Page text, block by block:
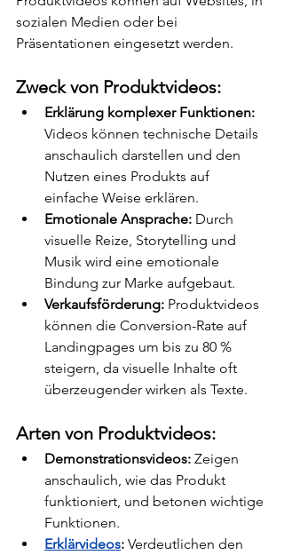
sozialen Medien oder bei
Präsentationen eingesetzt werden.
Zweck von Produktvideos:
Erklärung komplexer Funktionen:
Videos können technische Details
anschaulich darstellen und den
Nutzen eines Produkts auf
einfache Weise erklären.
Emotionale Ansprache: Durch
visuelle Reize, Storytelling und
Musik wird eine emotionale
Bindung zur Marke aufgebaut.
Verkaufsförderung: Produktvideos
können die Conversion-Rate auf
Landingpages um bis zu 80 %
steigern, da visuelle Inhalte oft
überzeugender wirken als Texte.
Arten von Produktvideos:
Demonstrationsvideos: Zeigen
anschaulich, wie das Produkt
funktioniert, und betonen wichtige
Funktionen.
Erklärvideos: Verdeutlichen den